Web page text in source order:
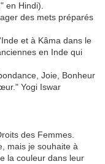
en Hindi).
des mets préparés
et à Kâma dans le
en Inde qui
Joie, Bonheur
Yogi Iswar
des Femmes.
mais je souhaite à
la couleur dans leur